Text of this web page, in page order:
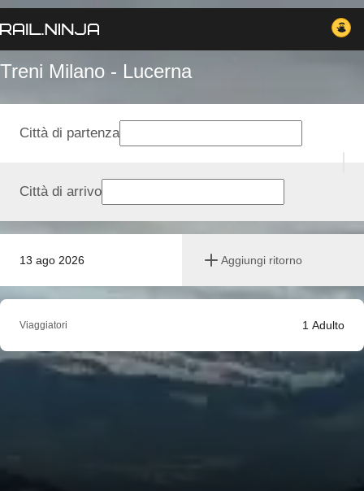
Treni Milano - Lucerna
13 ago 2026 Aggiungi ritorno
Città di partenza
Città di arrivo
Viaggiatori 1 Adulto